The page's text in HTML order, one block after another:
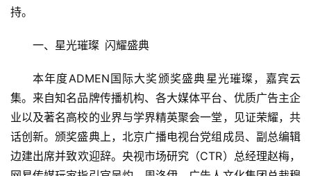
持。
一、星光璀璨 闪耀盛典
本年度ADMEN国际大奖颁奖盛典星光璀璨，嘉宾云
集。来自知名品牌传播机构、各大媒体平台、优质广告主企
业以及著名高校的业界与学界精英聚会一堂，见证荣耀，共
话创新。颁奖盛典上，北京广播电视台党组成员、副总编辑
边建出席并致欢迎辞。央视市场研究（CTR）总经理赵梅，